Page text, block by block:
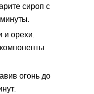
сироп с
и орехи.
огонь до